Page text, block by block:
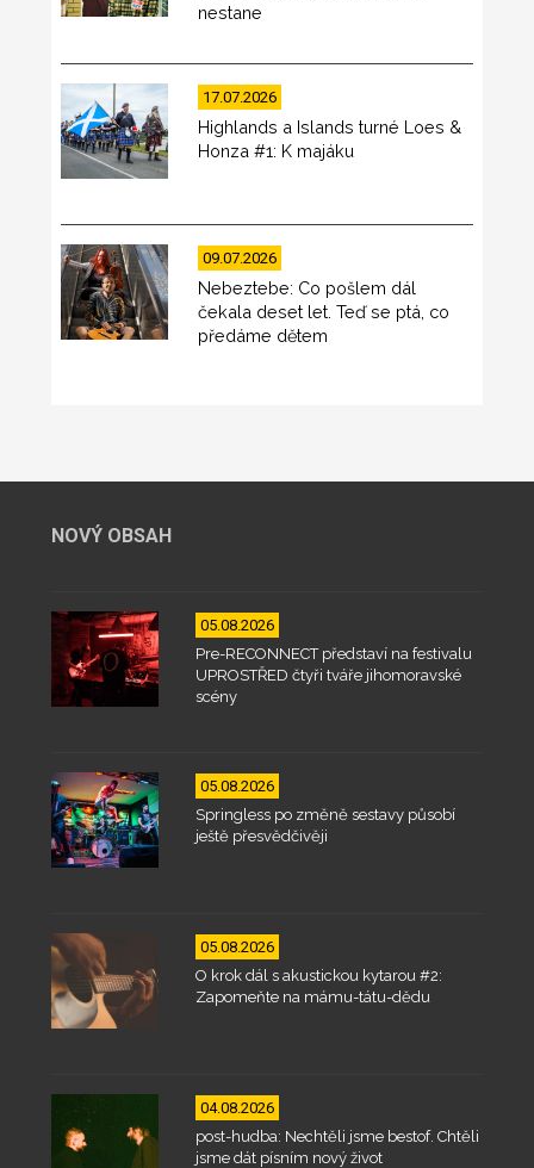
nestane
17.07.2026
Highlands a Islands turné Loes &
Honza #1: K majáku
09.07.2026
Nebeztebe: Co pošlem dál
čekala deset let. Teď se ptá, co
předáme dětem
NOVÝ OBSAH
05.08.2026
Pre-RECONNECT představí na festivalu
UPROSTŘED čtyři tváře jihomoravské
scény
05.08.2026
Springless po změně sestavy působí
ještě přesvědčivěji
05.08.2026
O krok dál s akustickou kytarou #2:
Zapomeňte na mámu-tátu-dědu
04.08.2026
post-hudba: Nechtěli jsme bestof. Chtěli
jsme dát písním nový život